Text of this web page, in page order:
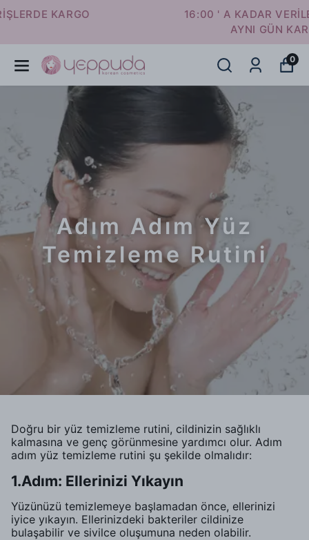
16:00 ' A KADAR VERİLEN SİPARİŞLER
0
Adım Adım Yüz
Temizleme Rutini
Doğru bir yüz temizleme rutini, cildinizin sağlıklı
kalmasına ve genç görünmesine yardımcı olur. Adım
adım yüz temizleme rutini şu şekilde olmalıdır:
1.Adım: Ellerinizi Yıkayın
Yüzünüzü temizlemeye başlamadan önce, ellerinizi
iyice yıkayın. Ellerinizdeki bakteriler cildinize
bulaşabilir ve sivilce oluşumuna neden olabilir.